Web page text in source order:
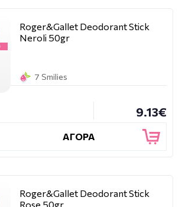
Roger&Gallet Deodorant Stick
Neroli 50gr
7 Smilies
9.13€
ΑΓΟΡΑ
Roger&Gallet Deodorant Stick
Rose 50gr